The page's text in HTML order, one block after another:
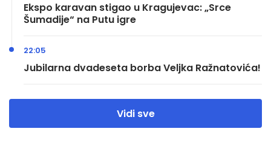
Ekspo karavan stigao u Kragujevac: „Srce
Šumadije“ na Putu igre
Jubilarna dvadeseta borba Veljka Ražnatovića!
22:05
Vidi sve